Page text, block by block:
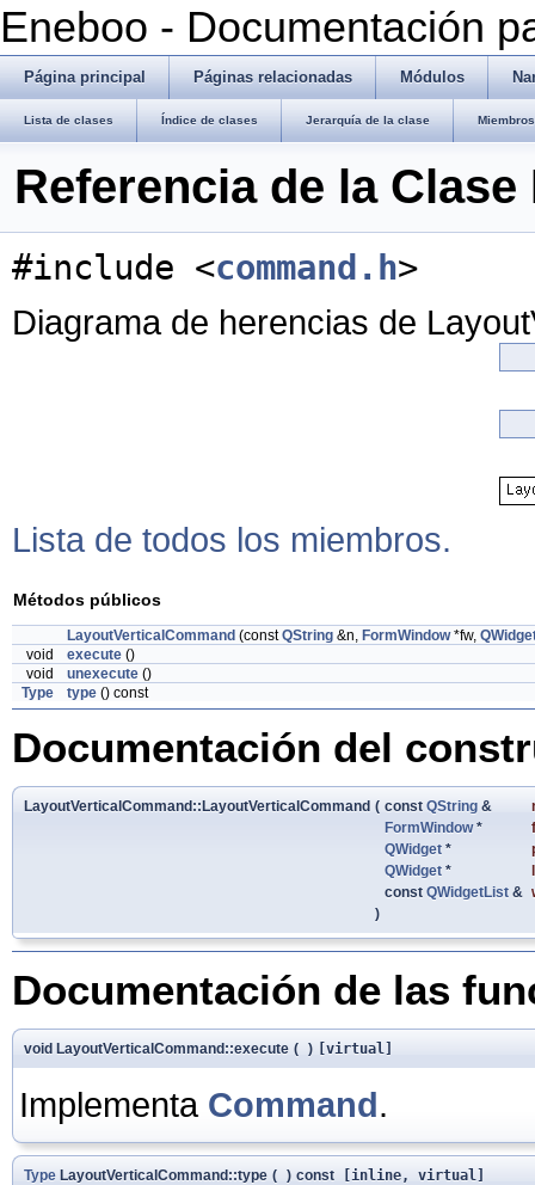
Eneboo - Documentación
Página principal Páginas relacionadas Módulos
Lista de clases Índice de clases Jerarquía de la clase
Referencia de la
#include <command.h>
Diagrama de herencias de
Lista de todos los miembros.
Métodos públicos
LayoutVerticalCommand (constQString &n, FormWindow*fw,
void
execute ()
void
unexecute ()
Type
type () const
Documentación del
LayoutVerticalCommand::LayoutVerticalCommand ( const QString &
FormWindow*
QWidget *
QWidget *
const QWidgetList &
)
Documentación de las
void LayoutVerticalCommand::execute ( ) [virtual]
Implementa Command.
Type LayoutVerticalCommand::type ( ) const [inline, virtual]